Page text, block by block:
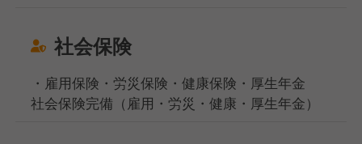
社会保険
・雇用保険・労災保険・健康保険・厚生年金
社会保険完備（雇用・労災・健康・厚生年金）